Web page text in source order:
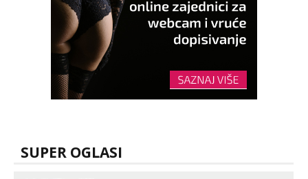
SUPER OGLASI